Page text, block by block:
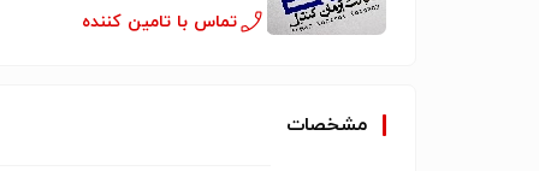
تماس با تامین کننده
مشخصات